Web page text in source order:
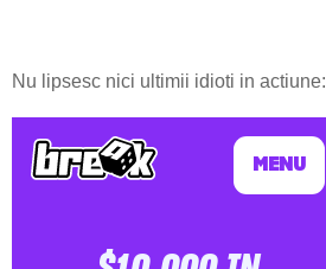
Nu lipsesc nici ultimii idioti in actiune: